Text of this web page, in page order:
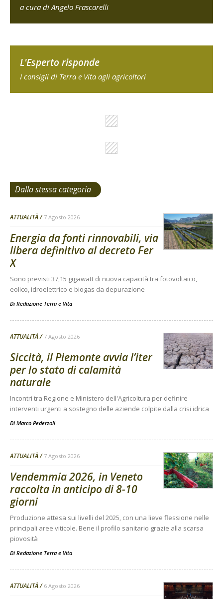
a cura di Angelo Frascarelli
L'Esperto risponde
I consigli di Terra e Vita agli agricoltori
Dalla stessa categoria
ATTUALITÀ 7 Agosto 2026
Energia da fonti rinnovabili, via
libera definitivo al decreto Fer
X
Sono previsti 37,15 gigawatt di nuova capacità tra fotovoltaico,
eolico, idroelettrico e biogas da depurazione
Di Redazione Terra e Vita
ATTUALITÀ 7 Agosto 2026
Siccità, il Piemonte avvia l’iter
per lo stato di calamità
naturale
Incontri tra Regione e Ministero dell'Agricoltura per definire
interventi urgenti a sostegno delle aziende colpite dalla crisi idrica
Di Marco Pederzoli
ATTUALITÀ 7 Agosto 2026
Vendemmia 2026, in Veneto
raccolta in anticipo di 8-10
giorni
Produzione attesa sui livelli del 2025, con una lieve flessione nelle
principali aree viticole. Bene il profilo sanitario grazie alla scarsa
piovosità
Di Redazione Terra e Vita
ATTUALITÀ 6 Agosto 2026